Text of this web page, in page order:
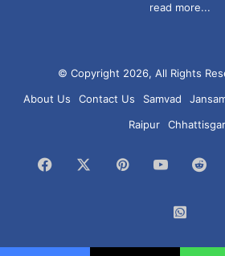
read more...
© Copyright 2026, All Rights
About Us
Contact Us Samvad
Raipur
Facebook PinterestYouTube